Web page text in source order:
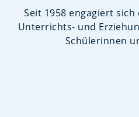
Seit 1958 engagiert
Unterrichts- und
Schülerinnen